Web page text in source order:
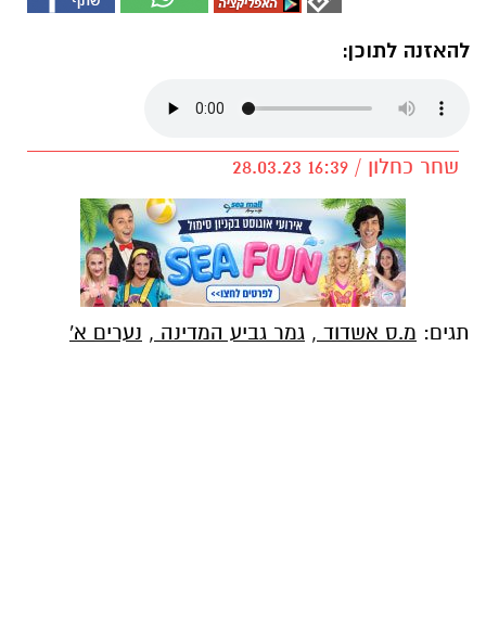
להאזנה לתוכן:
שחר כחלון / 16:39 28.03.23
תגים: מ.ס אשדוד , גמר גביע המדינה , נערים א'